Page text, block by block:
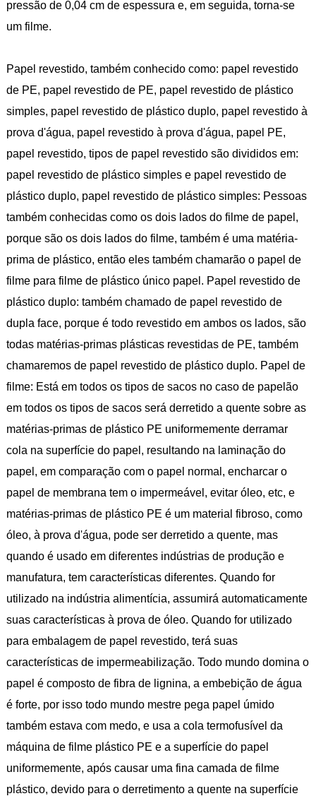
pressão de 0,04 cm de espessura e, em seguida, torna-se
um filme.
Papel revestido, também conhecido como: papel revestido
de PE, papel revestido de PE, papel revestido de plástico
simples, papel revestido de plástico duplo, papel revestido à
prova d'água, papel revestido à prova d'água, papel PE,
papel revestido, tipos de papel revestido são divididos em:
papel revestido de plástico simples e papel revestido de
plástico duplo, papel revestido de plástico simples: Pessoas
também conhecidas como os dois lados do filme de papel,
porque são os dois lados do filme, também é uma matéria-
prima de plástico, então eles também chamarão o papel de
filme para filme de plástico único papel. Papel revestido de
plástico duplo: também chamado de papel revestido de
dupla face, porque é todo revestido em ambos os lados, são
todas matérias-primas plásticas revestidas de PE, também
chamaremos de papel revestido de plástico duplo. Papel de
filme: Está em todos os tipos de sacos no caso de papelão
em todos os tipos de sacos será derretido a quente sobre as
matérias-primas de plástico PE uniformemente derramar
cola na superfície do papel, resultando na laminação do
papel, em comparação com o papel normal, encharcar o
papel de membrana tem o impermeável, evitar óleo, etc, e
matérias-primas de plástico PE é um material fibroso, como
óleo, à prova d'água, pode ser derretido a quente, mas
quando é usado em diferentes indústrias de produção e
manufatura, tem características diferentes. Quando for
utilizado na indústria alimentícia, assumirá automaticamente
suas características à prova de óleo. Quando for utilizado
para embalagem de papel revestido, terá suas
características de impermeabilização. Todo mundo domina o
papel é composto de fibra de lignina, a embebição de água
é forte, por isso todo mundo mestre pega papel úmido
também estava com medo, e usa a cola termofusível da
máquina de filme plástico PE e a superfície do papel
uniformemente, após causar uma fina camada de filme
plástico, devido para o derretimento a quente na superfície